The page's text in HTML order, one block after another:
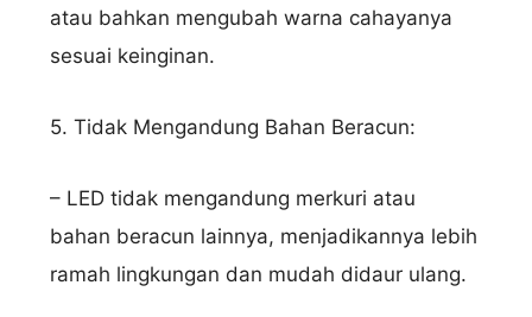
atau bahkan mengubah warna cahayanya
sesuai keinginan.
5. Tidak Mengandung Bahan Beracun:
– LED tidak mengandung merkuri atau
bahan beracun lainnya, menjadikannya lebih
ramah lingkungan dan mudah didaur ulang.